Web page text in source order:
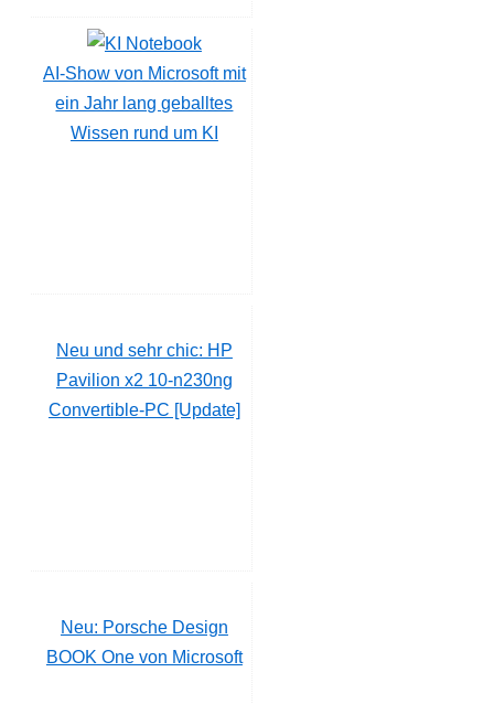
AI-Show von Microsoft mit
ein Jahr lang geballtes
Wissen rund um KI
Neu und sehr chic: HP
Pavilion x2 10-n230ng
Convertible-PC [Update]
Neu: Porsche Design
BOOK One von Microsoft